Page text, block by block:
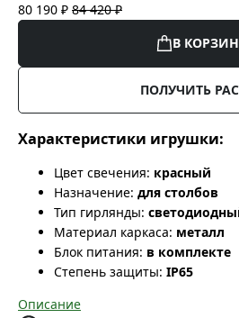
80 190 ₽ 84 420 ₽
В
ПОЛУЧИТЬ
Характеристики игрушки:
Цвет свечения: красный
Назначение: для столбов
Тип гирлянды:
Материал каркаса: металл
Блок питания: в комплекте
Степень защиты: IP65
Описание